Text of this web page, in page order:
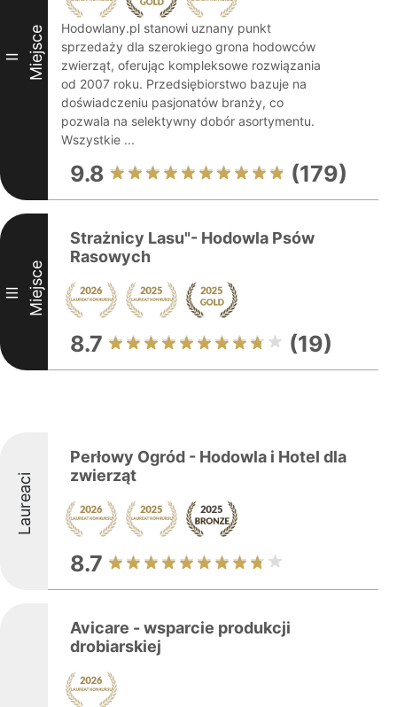
II Miejsce
Hodowlany.pl stanowi uznany punkt
sprzedaży dla szerokiego grona hodowców
zwierząt, oferując kompleksowe rozwiązania
od 2007 roku. Przedsiębiorstwo bazuje na
doświadczeniu pasjonatów branży, co
pozwala na selektywny dobór asortymentu.
Wszystkie ...
9.8 (179)
III Miejsce
Strażnicy Lasu"- Hodowla Psów
Rasowych
8.7 (19)
Laureaci
Perłowy Ogród - Hodowla i Hotel dla
zwierząt
8.7
Avicare - wsparcie produkcji
drobiarskiej